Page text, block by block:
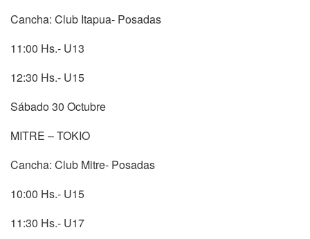
Cancha: Club Itapua- Posadas
11:00 Hs.- U13
12:30 Hs.- U15
Sábado 30 Octubre
MITRE – TOKIO
Cancha: Club Mitre- Posadas
10:00 Hs.- U15
11:30 Hs.- U17